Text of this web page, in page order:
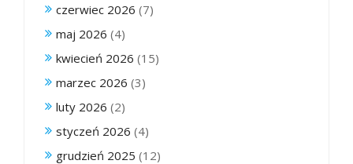
czerwiec 2026 (7)
maj 2026 (4)
kwiecień 2026 (15)
marzec 2026 (3)
luty 2026 (2)
styczeń 2026 (4)
grudzień 2025 (12)